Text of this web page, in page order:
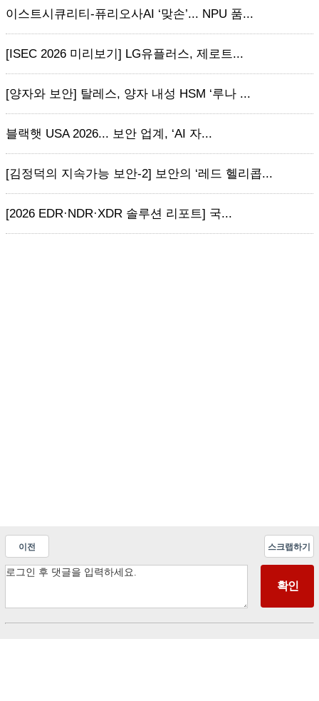
이스트시큐리티-퓨리오사AI ‘맞손’... NPU 품...
[ISEC 2026 미리보기] LG유플러스, 제로트...
[양자와 보안] 탈레스, 양자 내성 HSM ‘루나 ...
블랙햇 USA 2026... 보안 업계, ‘AI 자...
[김정덕의 지속가능 보안-2] 보안의 ‘레드 헬리콥...
[2026 EDR·NDR·XDR 솔루션 리포트] 국...
이전 스크랩하기